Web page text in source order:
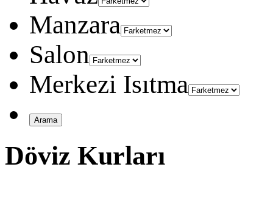
Manzara
Salon
Merkezi Isıtma
Döviz Kurları